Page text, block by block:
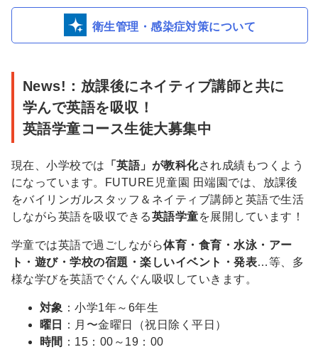
児
田
端
園
［フ
－
チ
ャ
ジ
ド
ン］
衛生管理・感染症対策について
News!：放課後にネイティブ講師と共に
学んで英語を吸収！
英語学童コース生徒大募集中
現在、小学校では 「英語」が教科化され成績もつくよう
になっています。FUTURE児童園 田端園では、放課後
をバイリンガルスタッフ＆ネイティブ講師と英語で生活
しながら英語を吸収できる英語学童を展開しています！
学童では英語で過ごしながら体育・食育・水泳・アー
ト・遊び・学校の宿題・楽しいイベント・発表…等、多
様な学びを英語でぐんぐん吸収していきます。
対象 ：小学1年～6年生
曜日
：月〜金曜日（祝日除く平日）
時間 ：15：00～19：00